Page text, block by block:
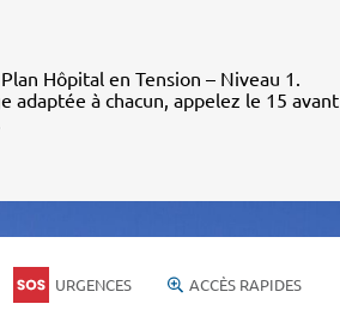
Hôpital en Tension – Niveau 1.
adaptée à chacun, appelez le 15 avant
URGENCES ACCÈS RAPIDES